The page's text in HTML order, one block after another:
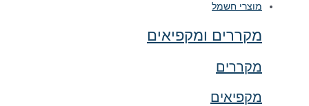
מוצרי חשמל
מקררים ומקפיאים
מקררים
מקפיאים